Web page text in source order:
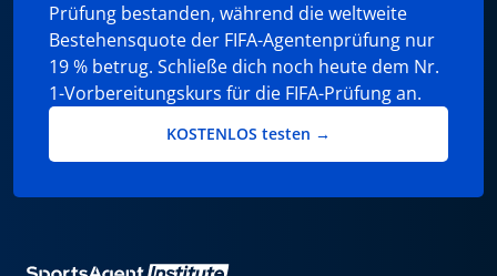
Prüfung bestanden, während die weltweite
Bestehensquote der FIFA-Agentenprüfung nur
19 % betrug. Schließe dich noch heute dem Nr.
1-Vorbereitungskurs für die FIFA-Prüfung an.
KOSTENLOS testen →